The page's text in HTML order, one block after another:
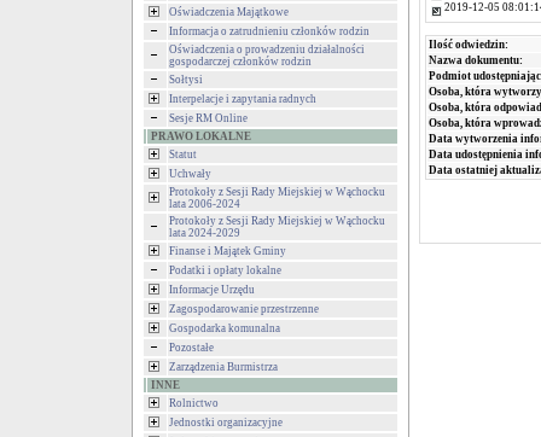
Oświadczenia Majątkowe
Informacja o zatrudnieniu członków rodzin
Oświadczenia o prowadzeniu działalności
gospodarczej członków rodzin
Sołtysi
Interpelacje i zapytania radnych
Sesje RM Online
PRAWO LOKALNE
Statut
Uchwały
Protokoły z Sesji Rady Miejskiej w Wąchocku
lata 2006-2024
Protokoły z Sesji Rady Miejskiej w Wąchocku
lata 2024-2029
Finanse i Majątek Gminy
Podatki i opłaty lokalne
Informacje Urzędu
Zagospodarowanie przestrzenne
Gospodarka komunalna
Pozostałe
Zarządzenia Burmistrza
INNE
Rolnictwo
Jednostki organizacyjne
2019-12-05
Ilość odwiedzin:
Nazwa dokumentu:
Podmiot
Osoba, która
Osoba, która
Osoba, która
Data wytworzenia
Data udostępnienia
Data ostatniej